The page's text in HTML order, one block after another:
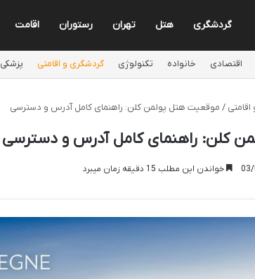
گردشگری هتل تهران رستوران اقامت
اقتصادی خانواده تکنولوژی گردشگری و اقامتی پزشکی
/ موقعیت هتل پولمن کلن: راهنمای کامل آدرس و دسترسی
کلن: راهنمای کامل آدرس و دسترسی
خواندن این مطلب 15 دقیقه زمان میبرد